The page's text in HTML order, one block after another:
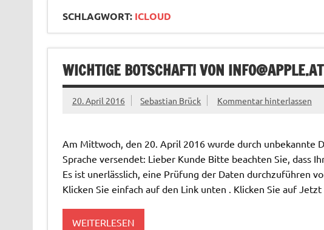
SCHLAGWORT: ICLOUD
WICHTIGE BOTSCHAFT! VON INFO@APPLE.AT
20. April 2016 Sebastian Brück Kommentar hinterlassen
Am Mittwoch, den 20. April 2016 wurde durch unbekannte
Sprache versendet: Lieber Kunde Bitte beachten Sie, dass
Es ist unerlässlich, eine Prüfung der Daten durchzuführen
Klicken Sie einfach auf den Link unten . Klicken Sie auf
WEITERLESEN